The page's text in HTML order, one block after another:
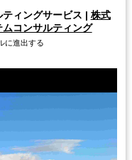
ィングサービス | 株式
コンサルティング
に進出する